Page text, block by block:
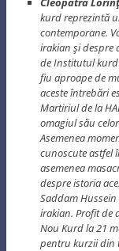
kurd reprezintă
contemporane.
irakian şi despre
de Institutul kurd
fiu aproape de
aceste întrebări
Martiriul de la
omagiul său
Asemenea
cunoscute astfel
asemenea
despre istoria
Saddam
irakian. Profit de
Nou Kurd la 21
pentru kurzii din